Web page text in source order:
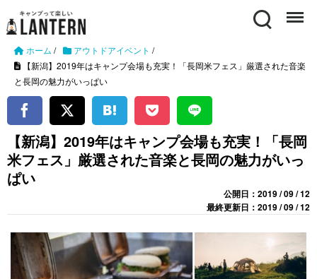
Search Menu
ホーム / アウトドアイベント /
【新潟】2019年はキャンプ会場も充実！「長岡米フェス」厳選された音楽
と長岡の魅力がいっぱい
【新潟】2019年はキャンプ会場も充実！「長岡
米フェス」厳選された音楽と長岡の魅力がいっ
ぱい
公開日：2019 / 09 / 12
最終更新日：2019 / 09 / 12